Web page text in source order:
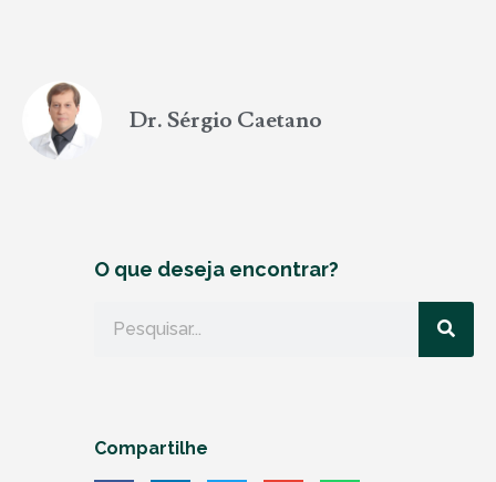
Dr. Sérgio Caetano
O que deseja encontrar?
Compartilhe